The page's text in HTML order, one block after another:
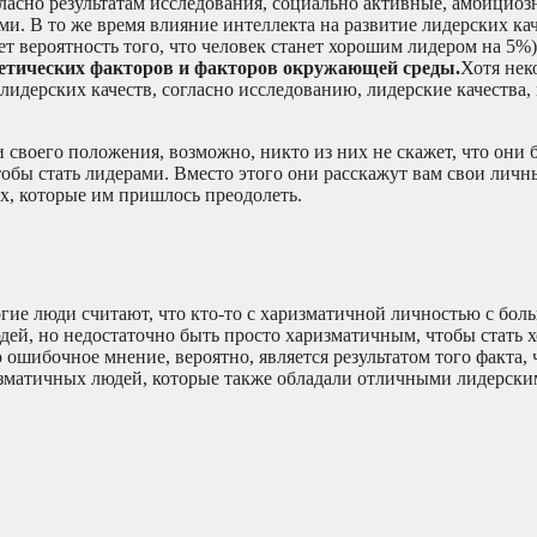
В то же время влияние интеллекта на развитие лидерских
того, что человек станет хорошим лидером на
факторов и факторов окружающей среды.Хотя
качеств, согласно исследованию, лидерские качества,
положения, возможно, никто из них не скажет, что они
стать лидерами. Вместо этого они расскажут вам свои
которые им пришлось преодолеть.
люди считают, что кто-то с харизматичной личностью с
но недостаточно быть просто харизматичным, чтобы стать
мнение, вероятно, является результатом того факта,
людей, которые также обладали отличными